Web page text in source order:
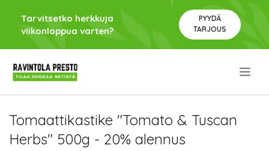
Tarvitsetko herkkuja
viikonloppua varten?
PYYDÄ
TARJOUS
Tomaattikastike "Tomato & Tuscan
Herbs" 500g - 20% alennus